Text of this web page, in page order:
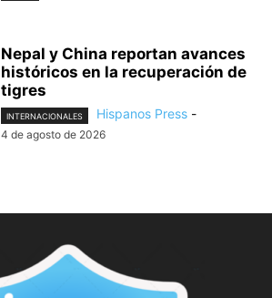
Nepal y China reportan avances
históricos en la recuperación de
tigres
INTERNACIONALES Hispanos Press -
4 de agosto de 2026